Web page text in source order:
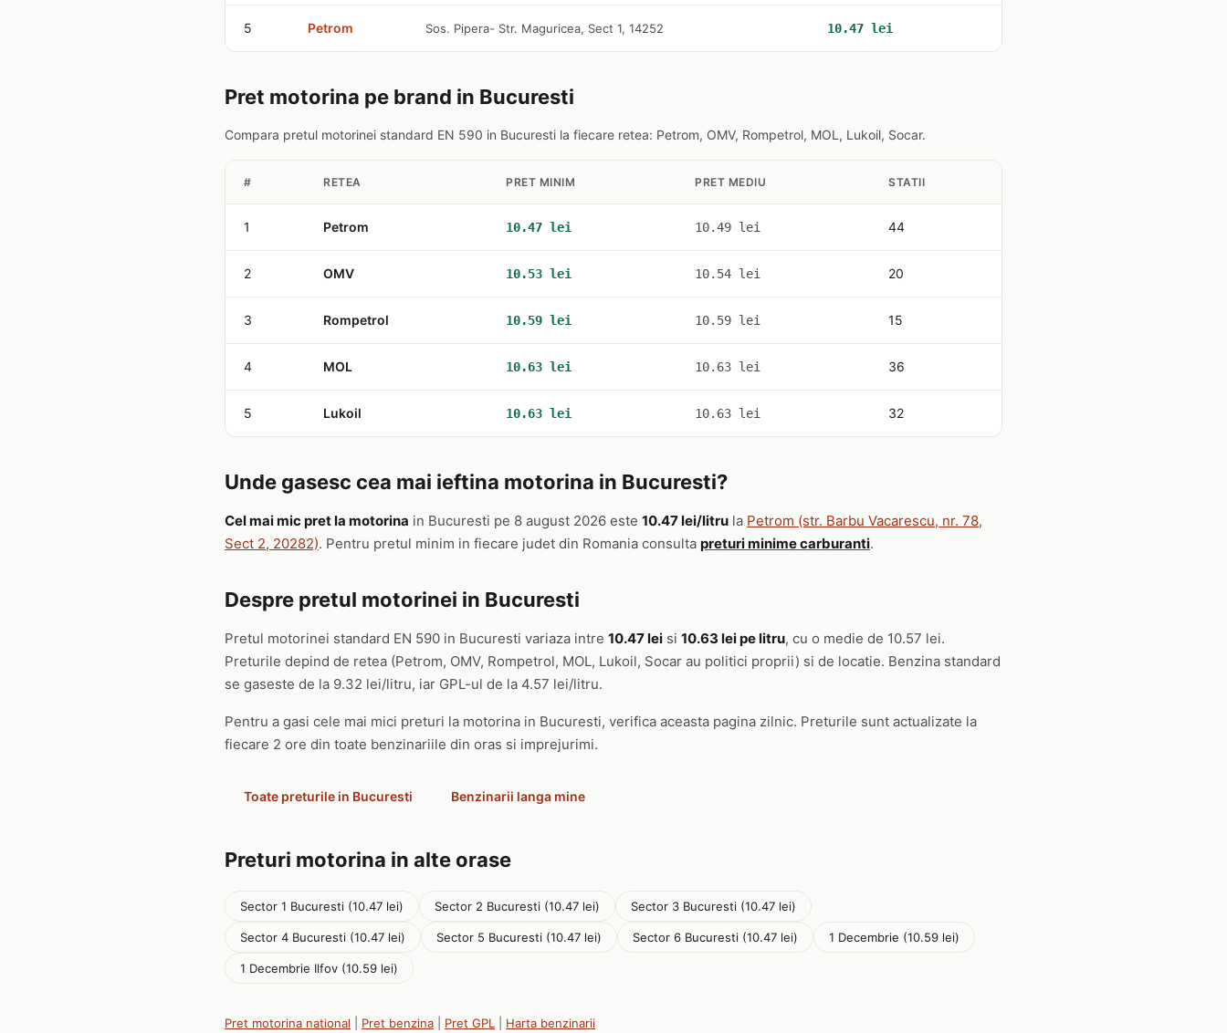
5 Petrom Sos. Pipera- Str. Maguricea, Sect 1, 14252 10.47 lei
Pret motorina pe brand in Bucuresti
Compara pretul motorinei standard EN 590 in Bucuresti la fiecare retea: Petrom, OMV, Rompetrol, MOL, Lukoil, Socar.
# RETEA PRET MINIM PRET MEDIU STATII
1 Petrom 10.47 lei 10.49 lei 44
2 OMV 10.53 lei 10.54 lei 20
3 Rompetrol 10.59 lei 10.59 lei 15
4 MOL 10.63 lei 10.63 lei 36
5 Lukoil 10.63 lei 10.63 lei 32
Unde gasesc cea mai ieftina motorina in Bucuresti?
Cel mai mic pret la motorina in Bucuresti pe 8 august 2026 este 10.47 lei/litru la Petrom (str. Barbu Vacarescu, nr. 78,
Sect 2, 20282). Pentru pretul minim in fiecare judet din Romania consulta preturi minime carburanti.
Despre pretul motorinei in Bucuresti
Pretul motorinei standard EN 590 in Bucuresti variaza intre 10.47 lei si 10.63 lei pe litru, cu o medie de 10.57 lei.
Preturile depind de retea (Petrom, OMV, Rompetrol, MOL, Lukoil, Socar au politici proprii) si de locatie. Benzina standard
se gaseste de la 9.32 lei/litru, iar GPL-ul de la 4.57 lei/litru.
Pentru a gasi cele mai mici preturi la motorina in Bucuresti, verifica aceasta pagina zilnic. Preturile sunt actualizate la
fiecare 2 ore din toate benzinariile din oras si imprejurimi.
Toate preturile in Bucuresti Benzinarii langa mine
Preturi motorina in alte orase
Sector 1 Bucuresti (10.47 lei) Sector 2 Bucuresti (10.47 lei) Sector 3 Bucuresti (10.47 lei)
Sector 4 Bucuresti (10.47 lei) Sector 5 Bucuresti (10.47 lei) Sector 6 Bucuresti (10.47 lei) 1 Decembrie (10.59 lei)
1 Decembrie Ilfov (10.59 lei)
Pret motorina national Pret benzina Pret GPL Harta benzinarii